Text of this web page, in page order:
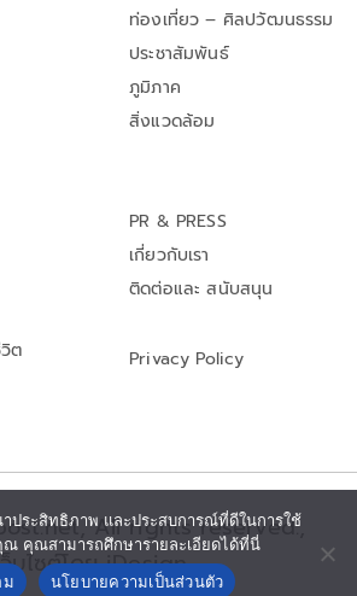
ท่องเที่ยว – ศิลปวัฒนธรรม
ประชาสัมพันธ์
ภูมิภาค
สิ่งแวดล้อม
ต
PR & PRESS
เกี่ยวกับเรา
ติดต่อและ สนับสนุน
Privacy Policy
All rights reserved.,
ว็บไซต์โดย iDesign
ประสิทธิภาพ และประสบการณ์ที่ดีในการใช้
ณ คุณสามารถศึกษารายละเอียดได้ที่นี่
ม
นโยบายความเป็นส่วนตัว